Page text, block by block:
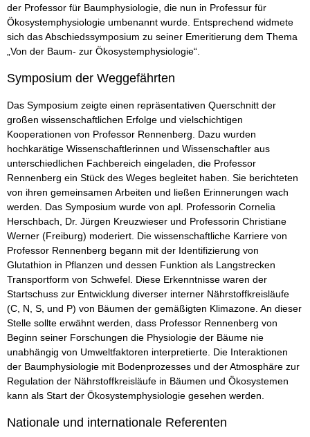
der Professor für Baumphysiologie, die nun in Professur für
Ökosystemphysiologie umbenannt wurde. Entsprechend widmete
sich das Abschiedssymposium zu seiner Emeritierung dem Thema
„Von der Baum- zur Ökosystemphysiologie“.
Symposium der Weggefährten
Das Symposium zeigte einen repräsentativen Querschnitt der
großen wissenschaftlichen Erfolge und vielschichtigen
Kooperationen von Professor Rennenberg. Dazu wurden
hochkarätige Wissenschaftlerinnen und Wissenschaftler aus
unterschiedlichen Fachbereich eingeladen, die Professor
Rennenberg ein Stück des Weges begleitet haben. Sie berichteten
von ihren gemeinsamen Arbeiten und ließen Erinnerungen wach
werden. Das Symposium wurde von apl. Professorin Cornelia
Herschbach, Dr. Jürgen Kreuzwieser und Professorin Christiane
Werner (Freiburg) moderiert. Die wissenschaftliche Karriere von
Professor Rennenberg begann mit der Identifizierung von
Glutathion in Pflanzen und dessen Funktion als Langstrecken
Transportform von Schwefel. Diese Erkenntnisse waren der
Startschuss zur Entwicklung diverser interner Nährstoffkreisläufe
(C, N, S, und P) von Bäumen der gemäßigten Klimazone. An dieser
Stelle sollte erwähnt werden, dass Professor Rennenberg von
Beginn seiner Forschungen die Physiologie der Bäume nie
unabhängig von Umweltfaktoren interpretierte. Die Interaktionen
der Baumphysiologie mit Bodenprozesses und der Atmosphäre zur
Regulation der Nährstoffkreisläufe in Bäumen und Ökosystemen
kann als Start der Ökosystemphysiologie gesehen werden.
Nationale und internationale Referenten